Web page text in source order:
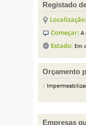
Registado
Localização:
Começar: A
Estado: Em
Orçamento
Empresas